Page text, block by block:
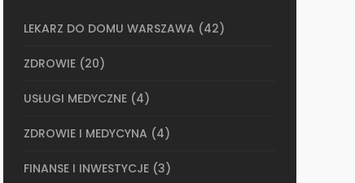
LEKARZ DO DOMU WARSZAWA (42)
ZDROWIE (20)
USŁUGI MEDYCZNE (4)
ZDROWIE I MEDYCYNA (4)
FINANSE I INWESTYCJE (3)